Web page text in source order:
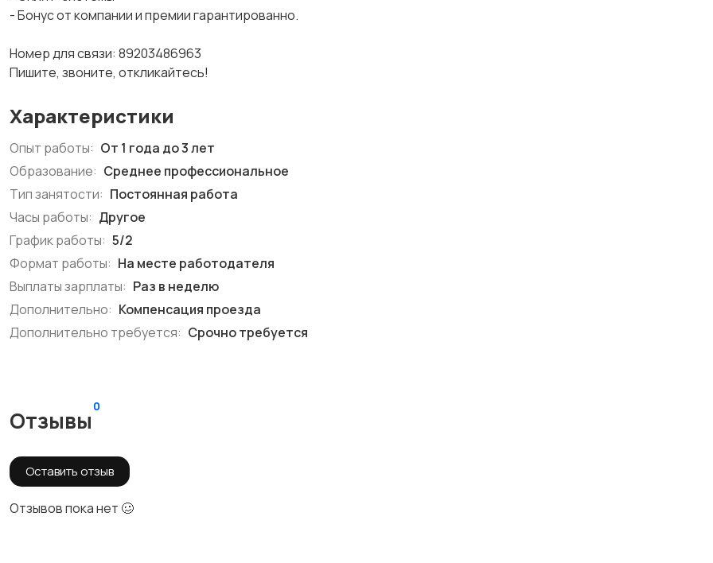
- Бонус от компании и премии гарантированно.
Номер для связи: 89203486963
Пишите, звоните, откликайтесь!
Характеристики
Опыт работы: От 1 года до 3 лет
Образование: Среднее профессиональное
Тип занятости: Постоянная работа
Часы работы: Другое
График работы: 5/2
Формат работы: На месте работодателя
Выплаты зарплаты: Раз в неделю
Дополнительно: Компенсация проезда
Дополнительно требуется: Срочно требуется
Отзывы
0
Оставить отзыв
Отзывов пока нет 🥴